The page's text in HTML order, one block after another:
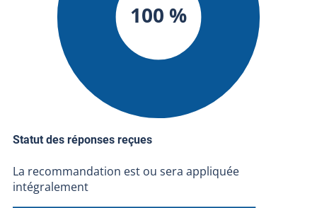
100 %
Statut des réponses reçues
La recommandation est ou sera appliquée
intégralement